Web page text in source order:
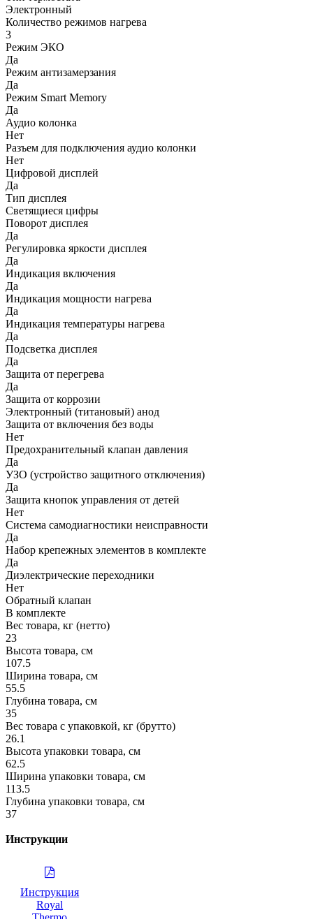
Электронный
Количество режимов нагрева
3
Режим ЭКО
Да
Режим антизамерзания
Да
Режим Smart Memory
Да
Аудио колонка
Нет
Разъем для подключения аудио колонки
Нет
Цифровой дисплей
Да
Тип дисплея
Светящиеся цифры
Поворот дисплея
Да
Регулировка яркости дисплея
Да
Индикация включения
Да
Индикация мощности нагрева
Да
Индикация температуры нагрева
Да
Подсветка дисплея
Да
Защита от перегрева
Да
Защита от коррозии
Электронный (титановый) анод
Защита от включения без воды
Нет
Предохранительный клапан давления
Да
УЗО (устройство защитного отключения)
Да
Защита кнопок управления от детей
Нет
Система самодиагностики неисправности
Да
Набор крепежных элементов в комплекте
Да
Диэлектрические переходники
Нет
Обратный клапан
В комплекте
Вес товара, кг (нетто)
23
Высота товара, см
107.5
Ширина товара, см
55.5
Глубина товара, см
35
Вес товара с упаковкой, кг (брутто)
26.1
Высота упаковки товара, см
62.5
Ширина упаковки товара, см
113.5
Глубина упаковки товара, см
37
Инструкции
Инструкция
Royal